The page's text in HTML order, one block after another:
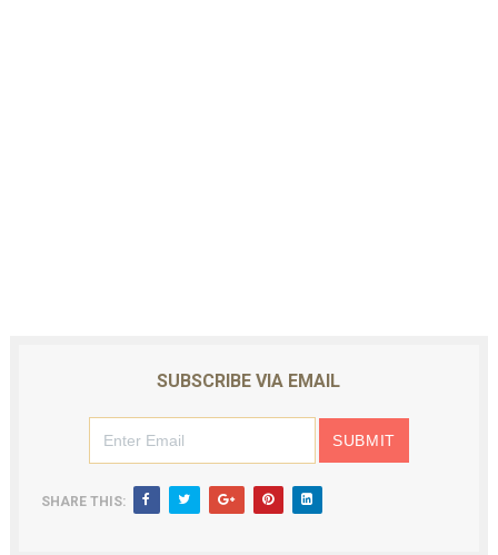
SUBSCRIBE VIA EMAIL
SHARE THIS: